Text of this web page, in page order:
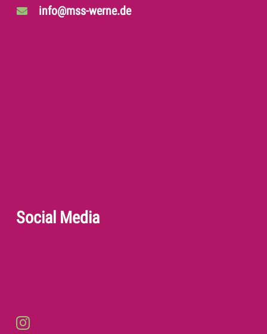
info@mss-werne.de
Social Media